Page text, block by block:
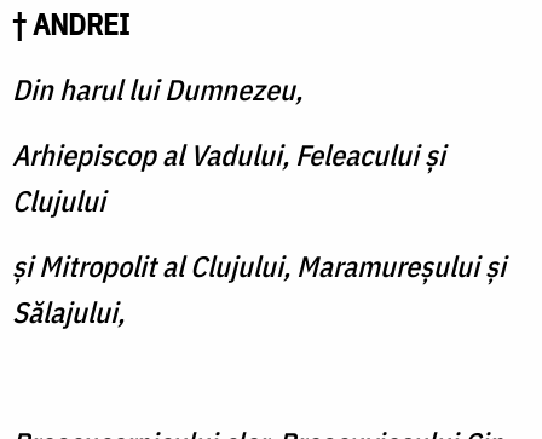
† ANDREI
Din harul lui Dumnezeu,
Arhiepiscop al Vadului, Feleacului şi
Clujului
și Mitropolit al Clujului, Maramureşului şi
Sălajului,